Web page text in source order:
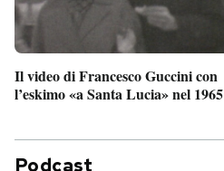
Il video di Francesco Guccini con
l’eskimo «a Santa Lucia» nel 1965
Podcast